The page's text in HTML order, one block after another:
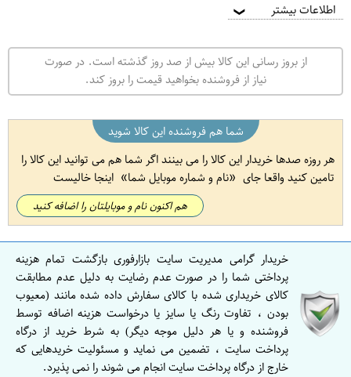
اطلاعات بیشتر ❯
از بروز رسانی این کالا بیش از صد روز گذشته است. در صورت
نیاز از فروشنده بخواهید قیمت را بروز کند.
شما هم فروشنده این کالا شوید
هر روزه صدها خریدار این کالا را می بینند اگر شما هم می توانید این کالا را
تامین کنید واقعا جای
نام و شماره موبایل شما اینجا خالیست
هم اکنون نام و موبایلتان را اضافه کنید
خریدار گرامی مدیریت سایت بازارفوری بازگشت تمام هزینه
پرداختی شما را در صورت عدم رضایت به دلیل عدم مطابقت
کالای خریداری شده با کالای سفارش داده شده مانند (معیوب
بودن ، تفاوت رنگ یا سایز یا درخواست هزینه اضافه توسط
فروشنده و یا هر دلیل موجه دیگر) به شرط خرید از درگاه
پرداخت سایت ، تضمین می نماید و مسئولیت خریدهایی که
خارج از درگاه پرداخت سایت انجام می شوند را نمی پذیرد.